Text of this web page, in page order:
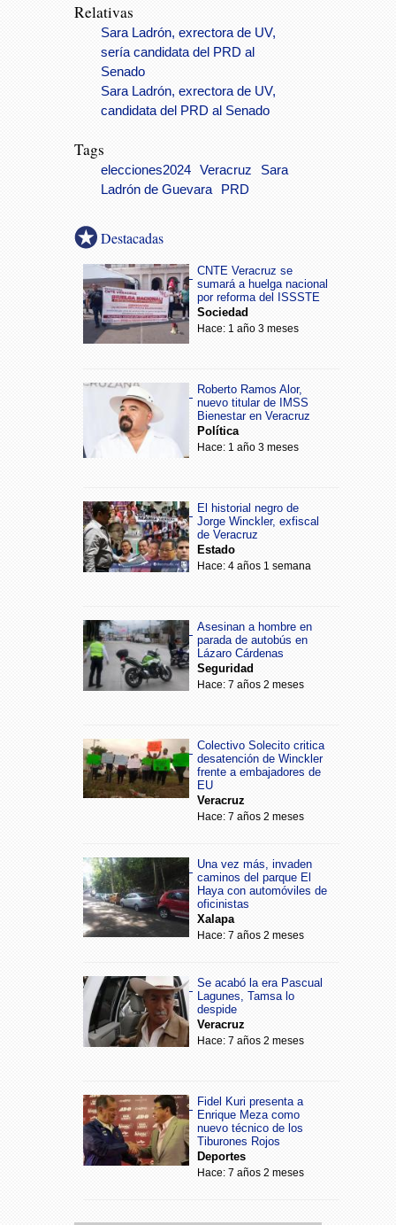
Relativas
Sara Ladrón, exrectora de UV,
sería candidata del PRD al
Senado
Sara Ladrón, exrectora de UV,
candidata del PRD al Senado
Tags
elecciones2024 Veracruz
Sara
Ladrón de Guevara
PRD
Destacadas
CNTE Veracruz se
sumará a huelga nacional
por reforma del ISSSTE
Sociedad
Hace: 1 año 3 meses
Roberto Ramos Alor,
nuevo titular de IMSS
Bienestar en Veracruz
Política
Hace: 1 año 3 meses
El historial negro de
Jorge Winckler, exfiscal
de Veracruz
Estado
Hace: 4 años 1 semana
Asesinan a hombre en
parada de autobús en
Lázaro Cárdenas
Seguridad
Hace: 7 años 2 meses
Colectivo Solecito critica
desatención de Winckler
frente a embajadores de
EU
Veracruz
Hace: 7 años 2 meses
Una vez más, invaden
caminos del parque El
Haya con automóviles de
oficinistas
Xalapa
Hace: 7 años 2 meses
Se acabó la era Pascual
Lagunes, Tamsa lo
despide
Veracruz
Hace: 7 años 2 meses
Fidel Kuri presenta a
Enrique Meza como
nuevo técnico de los
Tiburones Rojos
Deportes
Hace: 7 años 2 meses